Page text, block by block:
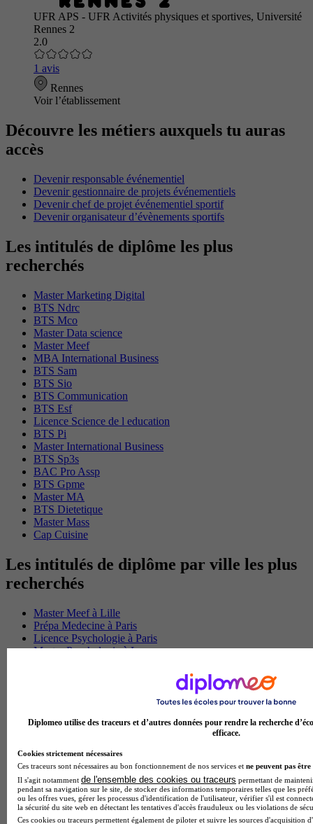
UFR APS - UFR Activités physiques et sportives, Université
Rennes 2
2.0
1 avis
Rennes
Voir l’établissement
Découvre les métiers auxquels tu auras
accès
Devenir responsable événementiel
Devenir gestionnaire de projets événementiels
Devenir chef de projet événementiel sportif
Devenir organisateur d’évènements sportifs
Les intitulés de diplôme les plus
recherchés
Master Marketing Digital
BTS Ndrc
BTS Mco
Master Data science
Master Meef
MBA International Business
BTS Sam
BTS Sio
BTS Communication
BTS Esf
Licence Science de l education
BTS Pi
Master International Business
BTS Sp3s
BAC Pro Assp
BTS Gpme
Master MA
BTS Dietetique
Master Mass
Cap Cuisine
Les intitulés de diplôme par ville les plus
recherchés
Master Meef à Lille
Prépa Medecine à Paris
Licence Psychologie à Paris
Master Psychologie à Lyon
Master Psychologie à Montpellier
Master Meef à Paris
BTS Tourisme à Lyon
BTS Tourisme à Paris
BTS Tourisme à Toulouse
Licence Psychologie à Lille
Master Informatique à Paris
BTS Communication à Bordeaux
Diplomeo utilise des traceurs et d’autres données pour rendre la recherche
efficace.
Cookies strictement nécessaires
Ces traceurs sont nécessaires au bon fonctionnement de nos services et ne peuvent pas être
Il s'agit notamment de l'ensemble des cookies ou traceurs permettant de
pendant sa navigation sur le site, de stocker des informations temporaires telles que les
ou les offres vues, gérer les processus d'identification de l'utilisateur, vérifier s'il est
la sécurité du site web en détectant les tentatives d'accès frauduleux ou les violations de
Ces cookies ou traceurs permettent également de piloter et suivre les sources d'acquisition